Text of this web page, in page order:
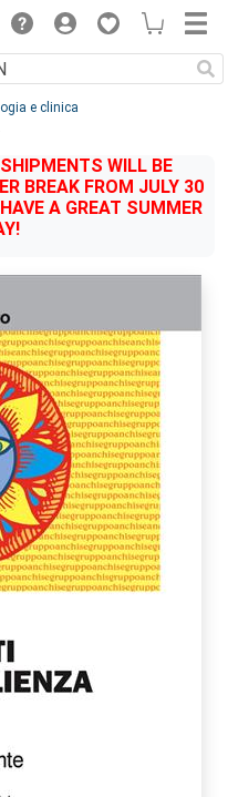
e clinica
WILL BE
BREAK FROM JULY 30
A GREAT SUMMER